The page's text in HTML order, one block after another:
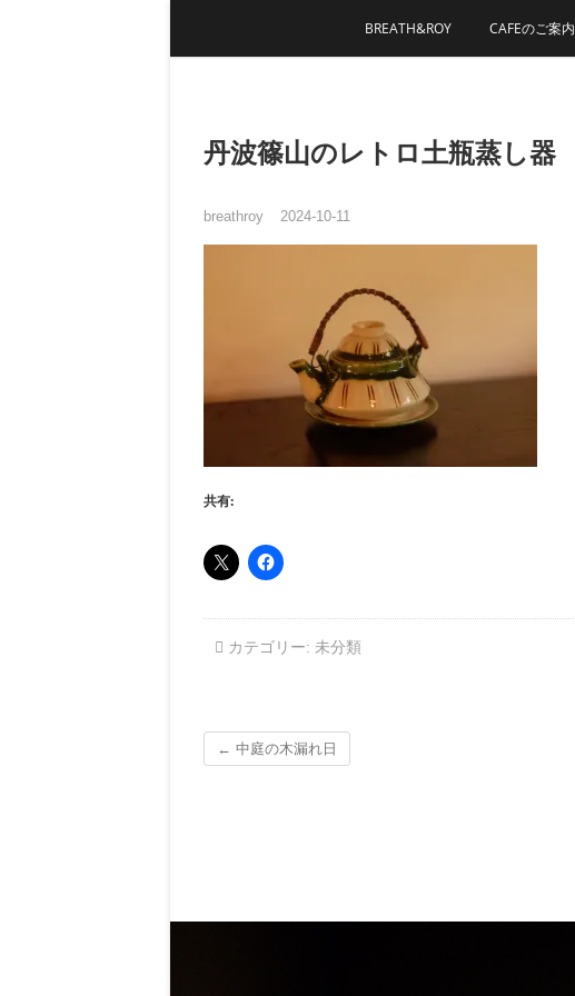
content
BREATH&ROY CAFEのご案内
丹波篠山のレトロ土瓶蒸し器
breathroy 2024-10-11
共有:
カテゴリー: 未分類
← 中庭の木漏れ日